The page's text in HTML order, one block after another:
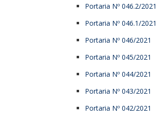
Portaria Nº 046.2/2021
Portaria Nº 046.1/2021
Portaria Nº 046/2021
Portaria Nº 045/2021
Portaria Nº 044/2021
Portaria Nº 043/2021
Portaria Nº 042/2021